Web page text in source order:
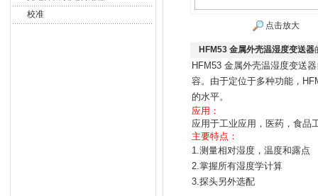
校准
点击放大
HFM53 金属外壳温湿度变送器
HFM53 金属外壳温湿度变送
容。由于定位于多种功能，
的水平。
应用：
应用于工业应用，医药，食品
主要特点：
1.测量相对湿度，温度和露点
2.掌握所有湿度学计算
3.探头另外选配